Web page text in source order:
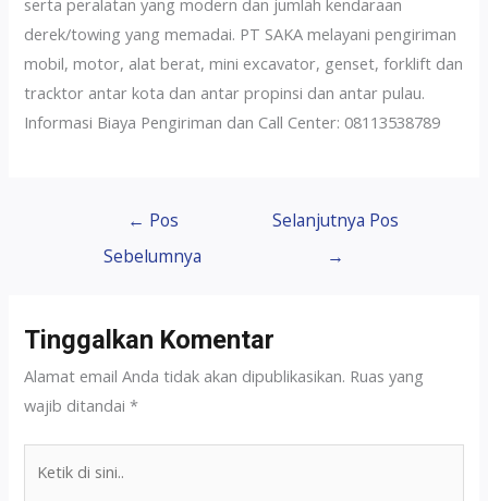
serta peralatan yang modern dan jumlah kendaraan
derek/towing yang memadai. PT SAKA melayani pengiriman
mobil, motor, alat berat, mini excavator, genset, forklift dan
tracktor antar kota dan antar propinsi dan antar pulau.
Informasi Biaya Pengiriman dan Call Center: 08113538789
← Pos
Sebelumnya
Selanjutnya Pos
→
Tinggalkan Komentar
Alamat email Anda tidak akan dipublikasikan. Ruas yang
wajib ditandai*